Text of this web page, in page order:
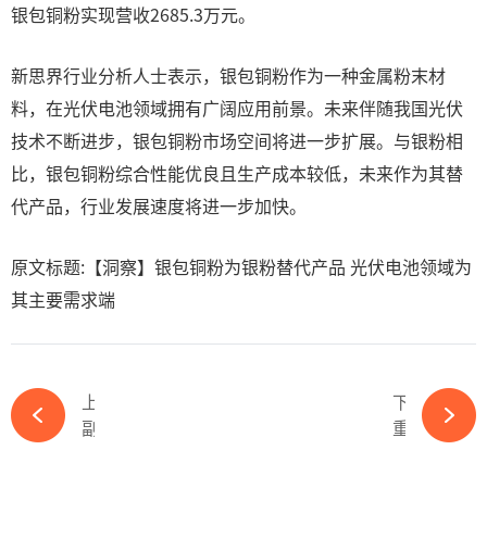
银包铜粉实现营收2685.3万元。
新思界行业分析人士表示，银包铜粉作为一种金属粉末材
料，在光伏电池领域拥有广阔应用前景。未来伴随我国光伏
技术不断进步，银包铜粉市场空间将进一步扩展。与银粉相
比，银包铜粉综合性能优良且生产成本较低，未来作为其替
代产品，行业发展速度将进一步加快。
原文标题:【洞察】银包铜粉为银粉替代产品 光伏电池领域为
其主要需求端
下一篇
重磅！一光伏龙头将被地方国资控股-365wm完美体育官网